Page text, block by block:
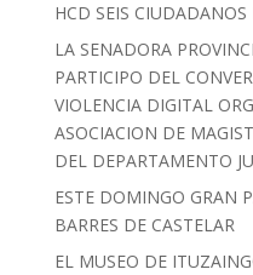
HCD SEIS
LA SENADORA
PARTICIPO DEL
VIOLENCIA DIGITAL
ASOCIACION DE
DEL DEPARTAMENTO
ESTE DOMINGO GRAN
BARRES DE CASTELAR
EL MUSEO DE